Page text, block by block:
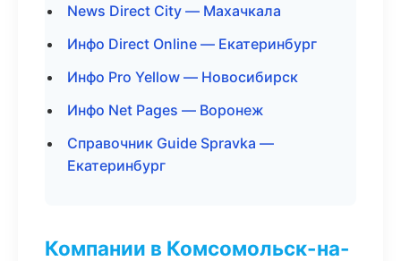
News Direct City — Махачкала
Инфо Direct Online — Екатеринбург
Инфо Pro Yellow — Новосибирск
Инфо Net Pages — Воронеж
Справочник Guide Spravka —
Екатеринбург
Компании в Комсомольск-на-